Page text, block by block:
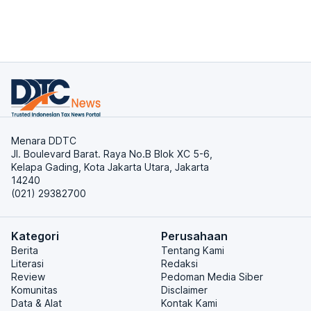
Menara DDTC
Jl. Boulevard Barat. Raya No.B Blok XC 5-6,
Kelapa Gading, Kota Jakarta Utara, Jakarta
14240
(021) 29382700
Kategori
Berita
Literasi
Review
Komunitas
Data & Alat
Perusahaan
Tentang Kami
Redaksi
Pedoman Media Siber
Disclaimer
Kontak Kami